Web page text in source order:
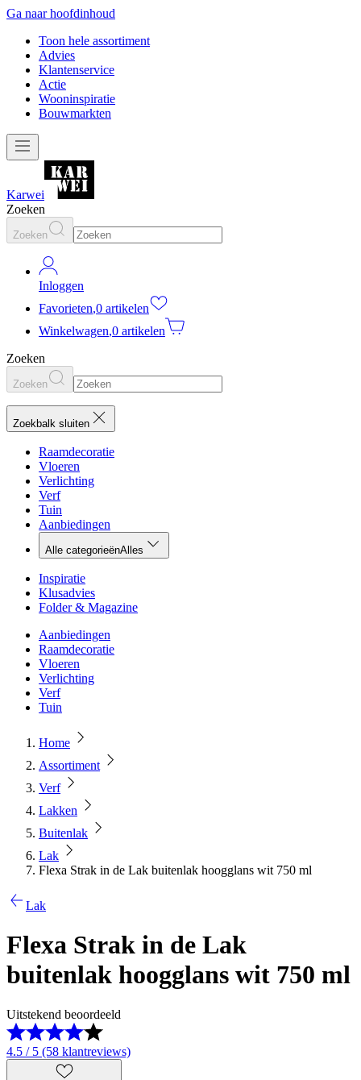
Ga naar hoofdinhoud
Toon hele assortiment
Advies
Klantenservice
Actie
Wooninspiratie
Bouwmarkten
Karwei
Zoeken
Zoeken
Inloggen
Favorieten,0 artikelen
Winkelwagen,0 artikelen
Zoeken
Zoeken
Zoekbalk sluiten
Raamdecoratie
Vloeren
Verlichting
Verf
Tuin
Aanbiedingen
Alle categorieënAlles
Inspiratie
Klusadvies
Folder & Magazine
Aanbiedingen
Raamdecoratie
Vloeren
Verlichting
Verf
Tuin
Home
Assortiment
Verf
Lakken
Buitenlak
Lak
Flexa Strak in de Lak buitenlak hoogglans wit 750 ml
Lak
Flexa Strak in de Lak
buitenlak hoogglans wit 750 ml
Uitstekend beoordeeld
4.5 / 5 (58 klantreviews)